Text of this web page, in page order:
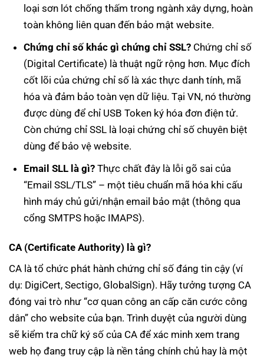
loại sơn lót chống thấm trong ngành xây dựng, hoàn
toàn không liên quan đến bảo mật website.
Chứng chỉ số khác gì chứng chỉ SSL? Chứng chỉ số
(Digital Certificate) là thuật ngữ rộng hơn. Mục đích
cốt lõi của chứng chỉ số là xác thực danh tính, mã
hóa và đảm bảo toàn vẹn dữ liệu. Tại VN, nó thường
được dùng để chỉ USB Token ký hóa đơn điện tử.
Còn chứng chỉ SSL là loại chứng chỉ số chuyên biệt
dùng để bảo vệ website.
Email SLL là gì? Thực chất đây là lỗi gõ sai của
“Email SSL/TLS” – một tiêu chuẩn mã hóa khi cấu
hình máy chủ gửi/nhận email bảo mật (thông qua
cổng SMTPS hoặc IMAPS).
CA (Certificate Authority) là gì?
CA là tổ chức phát hành chứng chỉ số đáng tin cậy (ví
dụ: DigiCert, Sectigo, GlobalSign). Hãy tưởng tượng CA
đóng vai trò như “cơ quan công an cấp căn cước công
dân” cho website của bạn. Trình duyệt của người dùng
sẽ kiểm tra chữ ký số của CA để xác minh xem trang
web họ đang truy cập là nền tảng chính chủ hay là một